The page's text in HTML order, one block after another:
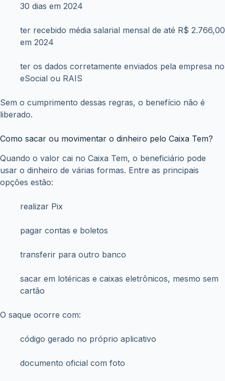
30 dias em 2024
ter recebido média salarial mensal de até R$ 2.766,00
em 2024
ter os dados corretamente enviados pela empresa no
eSocial ou RAIS
Sem o cumprimento dessas regras, o benefício não é
liberado.
Como sacar ou movimentar o dinheiro pelo Caixa Tem?
Quando o valor cai no Caixa Tem, o beneficiário pode
usar o dinheiro de várias formas. Entre as principais
opções estão:
realizar Pix
pagar contas e boletos
transferir para outro banco
sacar em lotéricas e caixas eletrônicos, mesmo sem
cartão
O saque ocorre com:
código gerado no próprio aplicativo
documento oficial com foto